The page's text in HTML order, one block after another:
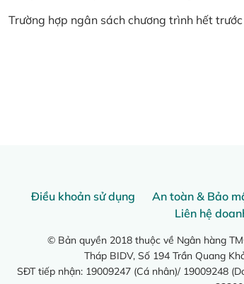
Trường hợp ngân sách chương trình hết
Điều khoản sử dụng An toàn & Bảo
Liên hệ
© Bản quyền 2018 thuộc về Ngân hàng
Tháp BIDV, Số 194 Trần Quang
SĐT tiếp nhận: 19009247 (Cá nhân)/ 19009248